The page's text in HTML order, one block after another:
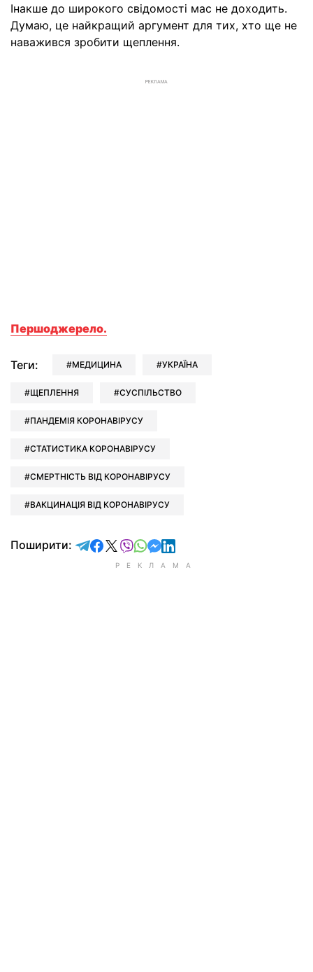
Інакше до широкого свідомості мас не доходить.
Думаю, це найкращий аргумент для тих, хто ще не
наважився зробити щеплення.
РЕКЛАМА
Першоджерело.
Теги: МЕДИЦИНА УКРАЇНА
ЩЕПЛЕННЯ СУСПІЛЬСТВО
ПАНДЕМІЯ КОРОНАВІРУСУ
СТАТИСТИКА КОРОНАВІРУСУ
СМЕРТНІСТЬ ВІД КОРОНАВІРУСУ
ВАКЦИНАЦІЯ ВІД КОРОНАВІРУСУ
Поширити: відправити у Telegram
поділитись у Facebook
поділитись у X
відправити у Viber
відправити у Whatsapp
відправити у Messenger
відправити у LinkedIn